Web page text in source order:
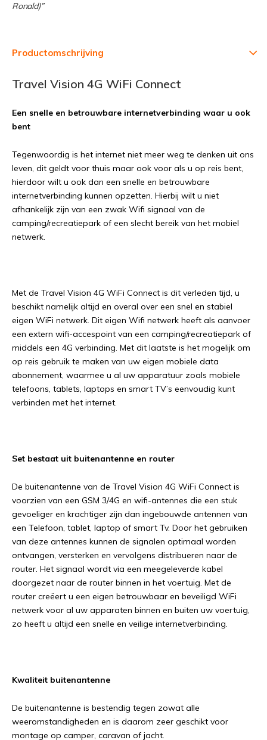
Ronald)”
Productomschrijving
Travel Vision 4G WiFi Connect
Een snelle en betrouwbare internetverbinding waar u ook
bent
Tegenwoordig is het internet niet meer weg te denken uit ons
leven, dit geldt voor thuis maar ook voor als u op reis bent,
hierdoor wilt u ook dan een snelle en betrouwbare
internetverbinding kunnen opzetten. Hierbij wilt u niet
afhankelijk zijn van een zwak Wifi signaal van de
camping/recreatiepark of een slecht bereik van het mobiel
netwerk.
Met de Travel Vision 4G WiFi Connect is dit verleden tijd, u
beschikt namelijk altijd en overal over een snel en stabiel
eigen WiFi netwerk. Dit eigen Wifi netwerk heeft als aanvoer
een extern wifi-accespoint van een camping/recreatiepark of
middels een 4G verbinding. Met dit laatste is het mogelijk om
op reis gebruik te maken van uw eigen mobiele data
abonnement, waarmee u al uw apparatuur zoals mobiele
telefoons, tablets, laptops en smart TV’s eenvoudig kunt
verbinden met het internet.
Set bestaat uit buitenantenne en router
De buitenantenne van de Travel Vision 4G WiFi Connect is
voorzien van een GSM 3/4G en wifi-antennes die een stuk
gevoeliger en krachtiger zijn dan ingebouwde antennen van
een Telefoon, tablet, laptop of smart Tv. Door het gebruiken
van deze antennes kunnen de signalen optimaal worden
ontvangen, versterken en vervolgens distribueren naar de
router. Het signaal wordt via een meegeleverde kabel
doorgezet naar de router binnen in het voertuig. Met de
router creëert u een eigen betrouwbaar en beveiligd WiFi
netwerk voor al uw apparaten binnen en buiten uw voertuig,
zo heeft u altijd een snelle en veilige internetverbinding.
Kwaliteit buitenantenne
De buitenantenne is bestendig tegen zowat alle
weeromstandigheden en is daarom zeer geschikt voor
montage op camper, caravan of jacht.